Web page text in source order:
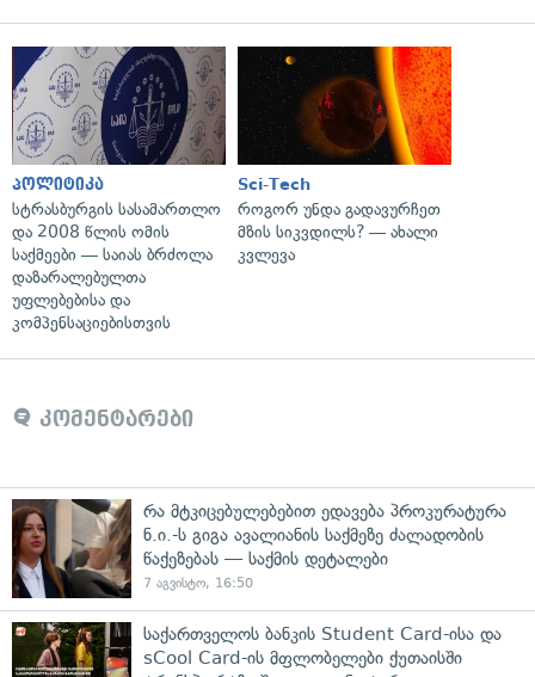
პოლიტიკა
სტრასბურგის სასამართლო
და 2008 წლის ომის
საქმეები — საიას ბრძოლა
დაზარალებულთა
უფლებებისა და
კომპენსაციებისთვის
Sci-Tech
როგორ უნდა გადავურჩეთ
მზის სიკვდილს? — ახალი
კვლევა
კომენტარები
რა მტკიცებულებებით ედავება პროკურატურა
ნ.ი.-ს გიგა ავალიანის საქმეზე ძალადობის
წაქეზებას — საქმის დეტალები
7 აგვისტო, 16:50
საქართველოს ბანკის Student Card-ისა და
sCool Card-ის მფლობელები ქუთაისში